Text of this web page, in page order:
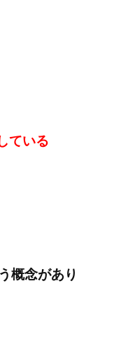
ている
概念があり